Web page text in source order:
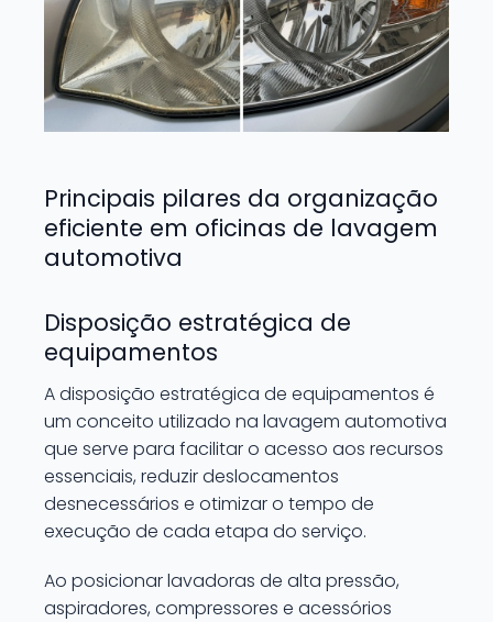
Principais pilares da organização
eficiente em oficinas de lavagem
automotiva
Disposição estratégica de
equipamentos
A disposição estratégica de equipamentos é
um conceito utilizado na lavagem automotiva
que serve para facilitar o acesso aos recursos
essenciais, reduzir deslocamentos
desnecessários e otimizar o tempo de
execução de cada etapa do serviço.
Ao posicionar lavadoras de alta pressão,
aspiradores, compressores e acessórios